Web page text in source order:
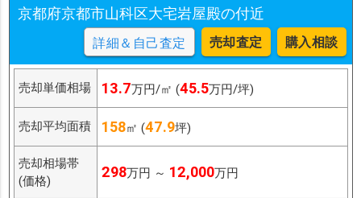
京都府京都市山科区大宅岩屋殿の付近
詳細＆自己査定 売却査定 購入相談
売却単価相場 13.7万円/㎡ (45.5万円/坪)
売却平均面積 158㎡ (47.9坪)
売却相場帯
(価格)
298万円 ～ 12,000万円